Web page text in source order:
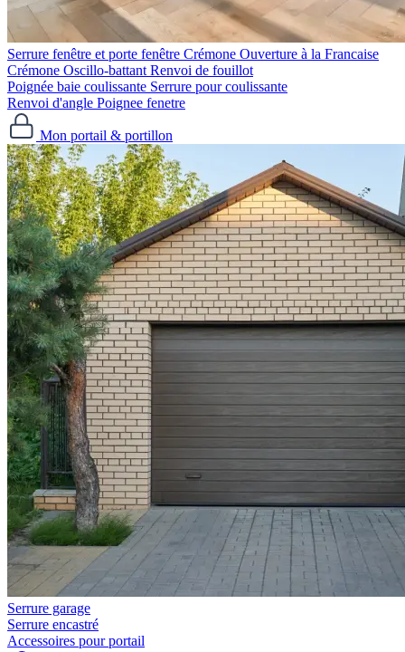
Serrure fenêtre et porte fenêtre
Crémone Ouverture à la Francaise
Crémone Oscillo-battant Renvoi de fouillot
Poignée baie coulissante Serrure pour coulissante
Renvoi d'angle Poignee fenetre
Mon portail & portillon
Serrure garage
Serrure encastré
Accessoires pour portail